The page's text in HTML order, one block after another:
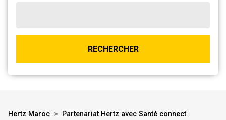
RECHERCHER
Hertz Maroc > Partenariat Hertz avec Santé connect